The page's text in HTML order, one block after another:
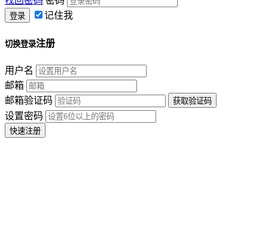
记住我
切换登录注册
用户名
邮箱
邮箱验证码
设置密码